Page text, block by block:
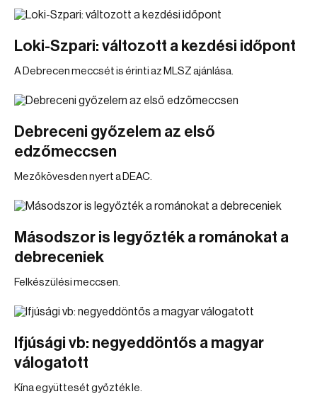
Loki-Szpari: változott a kezdési időpont
A Debrecen meccsét is érinti az MLSZ ajánlása.
Debreceni győzelem az első
edzőmeccsen
Mezőkövesden nyert a DEAC.
Másodszor is legyőzték a románokat a
debreceniek
Felkészülési meccsen.
Ifjúsági vb: negyeddöntős a magyar
válogatott
Kína együttesét győzték le.